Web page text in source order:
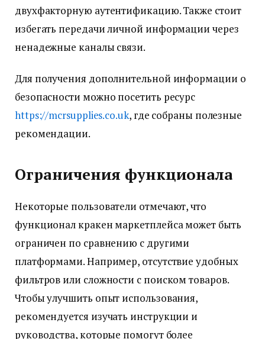
двухфакторную аутентификацию. Также стоит
избегать передачи личной информации через
ненадежные каналы связи.
Для получения дополнительной информации о
безопасности можно посетить ресурс
https://mcrsupplies.co.uk, где собраны полезные
рекомендации.
Ограничения функционала
Некоторые пользователи отмечают, что
функционал кракен маркетплейса может быть
ограничен по сравнению с другими
платформами. Например, отсутствие удобных
фильтров или сложности с поиском товаров.
Чтобы улучшить опыт использования,
рекомендуется изучать инструкции и
руководства, которые помогут более